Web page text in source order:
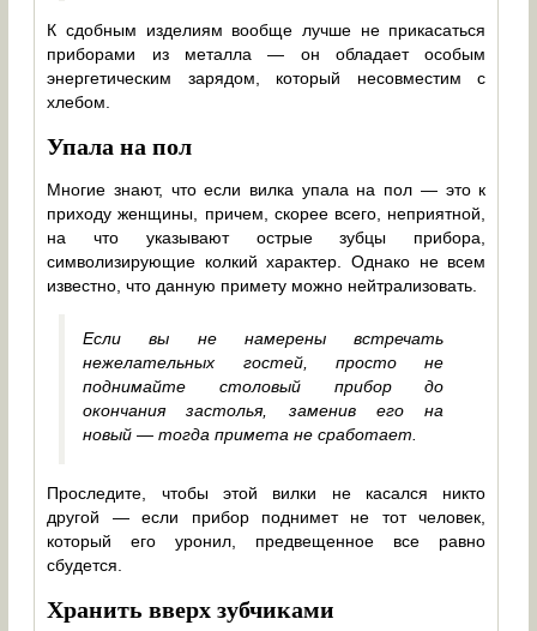
К сдобным изделиям вообще лучше не прикасаться
приборами из металла — он обладает особым
энергетическим зарядом, который несовместим с
хлебом.
Упала на пол
Многие знают, что если вилка упала на пол — это к
приходу женщины, причем, скорее всего, неприятной,
на что указывают острые зубцы прибора,
символизирующие колкий характер. Однако не всем
известно, что данную примету можно нейтрализовать.
Если вы не намерены встречать
нежелательных гостей, просто не
поднимайте столовый прибор до
окончания застолья, заменив его на
новый — тогда примета не сработает.
Проследите, чтобы этой вилки не касался никто
другой — если прибор поднимет не тот человек,
который его уронил, предвещенное все равно
сбудется.
Хранить вверх зубчиками